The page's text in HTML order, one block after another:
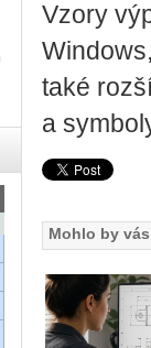
Vzory
také
a
Mohlo by